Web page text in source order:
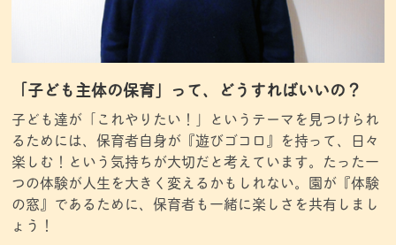
「子ども主体の保育」って、どうすればいいの？
子ども達が「これやりたい！」というテーマを見つけられ
るためには、保育者自身が『遊びゴコロ』を持って、日々
楽しむ！という気持ちが大切だと考えています。たった一
つの体験が人生を大きく変えるかもしれない。園が『体験
の窓』であるために、保育者も一緒に楽しさを共有しまし
ょう！